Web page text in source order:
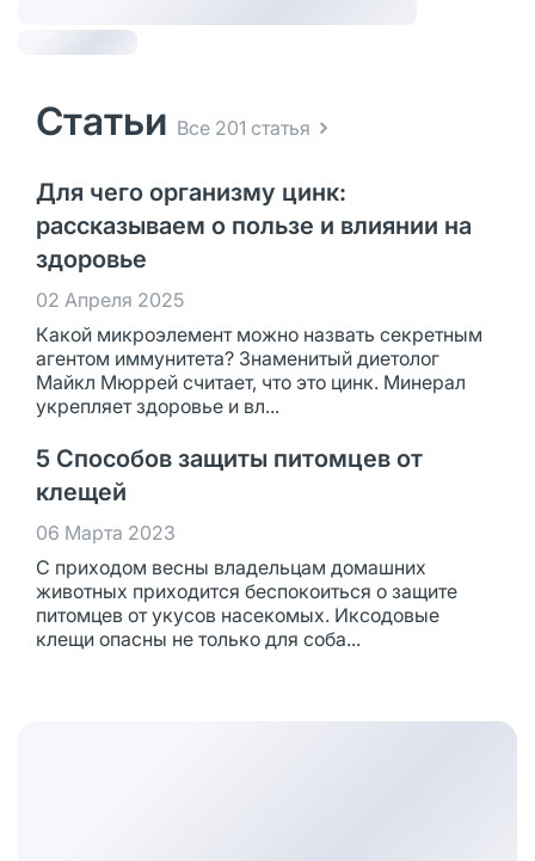
Статьи Все 201 статья
Для чего организму цинк:
рассказываем о пользе и влиянии на
здоровье
02 Апреля 2025
Какой микроэлемент можно назвать секретным
агентом иммунитета? Знаменитый диетолог
Майкл Мюррей считает, что это цинк. Минерал
укрепляет здоровье и вл...
5 Способов защиты питомцев от
клещей
06 Марта 2023
С приходом весны владельцам домашних
животных приходится беспокоиться о защите
питомцев от укусов насекомых. Иксодовые
клещи опасны не только для соба...